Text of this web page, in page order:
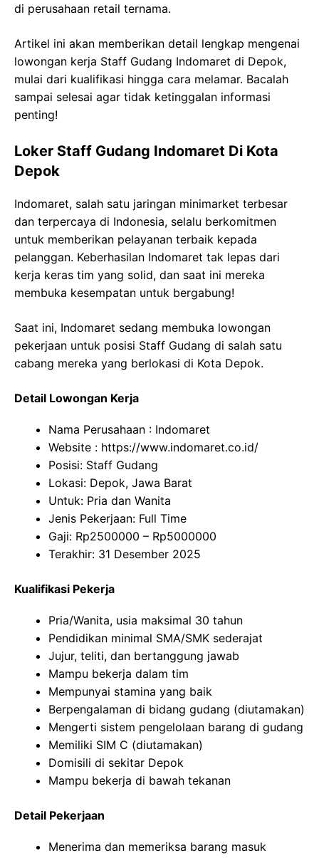
di perusahaan retail ternama.
Artikel ini akan memberikan detail lengkap mengenai
lowongan kerja Staff Gudang Indomaret di Depok,
mulai dari kualifikasi hingga cara melamar. Bacalah
sampai selesai agar tidak ketinggalan informasi
penting!
Loker Staff Gudang Indomaret Di Kota
Depok
Indomaret, salah satu jaringan minimarket terbesar
dan terpercaya di Indonesia, selalu berkomitmen
untuk memberikan pelayanan terbaik kepada
pelanggan. Keberhasilan Indomaret tak lepas dari
kerja keras tim yang solid, dan saat ini mereka
membuka kesempatan untuk bergabung!
Saat ini, Indomaret sedang membuka lowongan
pekerjaan untuk posisi Staff Gudang di salah satu
cabang mereka yang berlokasi di Kota Depok.
Detail Lowongan Kerja
Nama Perusahaan : Indomaret
Website : https://www.indomaret.co.id/
Posisi: Staff Gudang
Lokasi: Depok, Jawa Barat
Untuk: Pria dan Wanita
Jenis Pekerjaan: Full Time
Gaji: Rp2500000 – Rp5000000
Terakhir: 31 Desember 2025
Kualifikasi Pekerja
Pria/Wanita, usia maksimal 30 tahun
Pendidikan minimal SMA/SMK sederajat
Jujur, teliti, dan bertanggung jawab
Mampu bekerja dalam tim
Mempunyai stamina yang baik
Berpengalaman di bidang gudang (diutamakan)
Mengerti sistem pengelolaan barang di gudang
Memiliki SIM C (diutamakan)
Domisili di sekitar Depok
Mampu bekerja di bawah tekanan
Detail Pekerjaan
Menerima dan memeriksa barang masuk